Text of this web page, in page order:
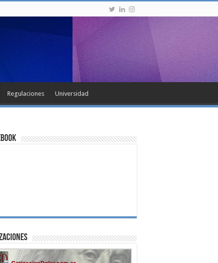
Regulaciones Universidad